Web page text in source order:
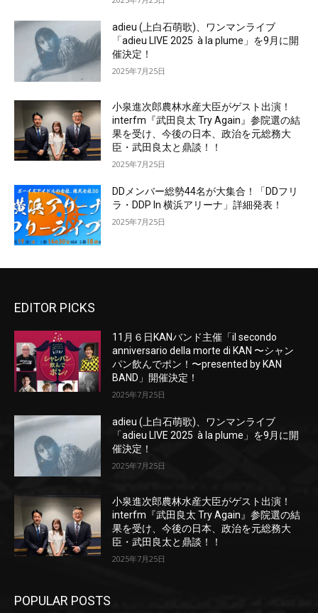
adieu (上白石萌歌)、ワンマンライブ
「adieu LIVE 2025 à la plume」を9月に開
催決定！
2025年7月25日
小泉進次郎農林水産大臣がゲスト出演！
interfm『武田良太 Try Again』参院選の結
果を受け、今後の日本、政治を元総務大
臣・武田良太と鼎談！！
2025年7月25日
DDメンバー総勢44名が大集合！「DDフリ
ラ・DDP In 横浜アリーナ」詳細発表！
2025年7月25日
EDITOR PICKS
11月６日KANバンド主催「il secondo
anniversario della morte di KAN 〜シャン
パン飲んでポン！〜presented by KAN
BAND」開催決定！
2025年7月25日
adieu (上白石萌歌)、ワンマンライブ
「adieu LIVE 2025 à la plume」を9月に開
催決定！
2025年7月25日
小泉進次郎農林水産大臣がゲスト出演！
interfm『武田良太 Try Again』参院選の結
果を受け、今後の日本、政治を元総務大
臣・武田良太と鼎談！！
2025年7月25日
POPULAR POSTS